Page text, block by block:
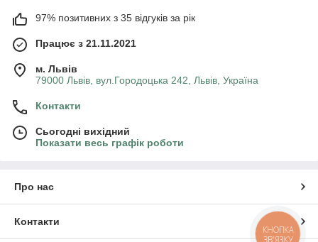
97% позитивних з 35 відгуків за рік
Працює з 21.11.2021
м. Львів
79000 Львів, вул.Городоцька 242, Львів, Україна
Контакти
Сьогодні вихідний
Показати весь графік роботи
Про нас
Контакти
КНОПКА
ЗВ'ЯЗКУ